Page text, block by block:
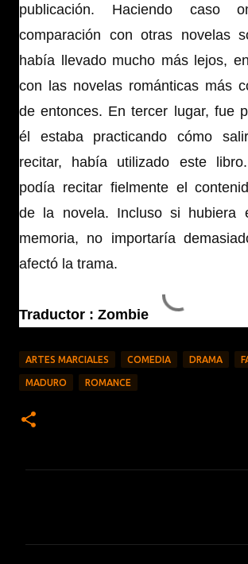
publicación. Haciendo caso
comparación con otras novelas
había llevado mucho más lejos,
con las novelas románticas más
de entonces. En tercer lugar, fue
él estaba practicando cómo
recitar, había utilizado este
podía recitar fielmente el
de la novela. Incluso si hubiera
memoria, no importaría
afectó la trama.
Traductor : Zombie
ARTES MARCIALES COMEDIA DRAMA
MADURO ROMANCE